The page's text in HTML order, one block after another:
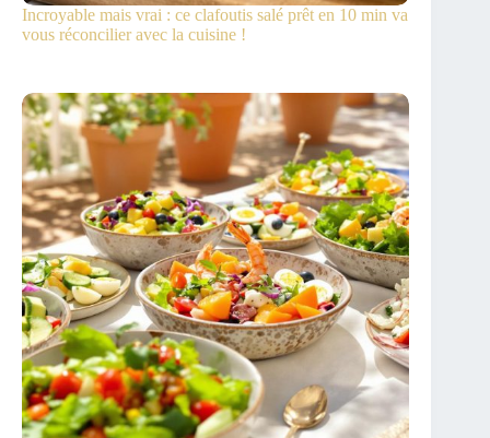
Incroyable mais vrai : ce clafoutis salé prêt en 10 min va
vous réconcilier avec la cuisine !